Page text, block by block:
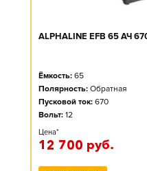
ALPHALINE EFB 65 АЧ
Ёмкость: 65
Полярность: Обратная
Пусковой ток: 670
Вольт: 12
Цена*
12 700 руб.